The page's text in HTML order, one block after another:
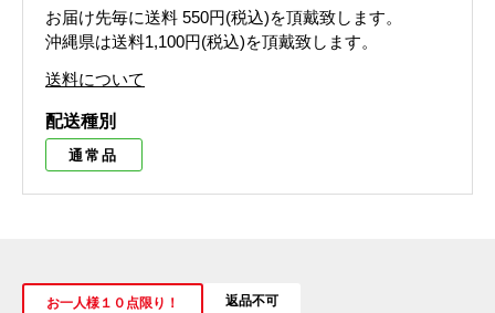
お届け先毎に送料 550円(税込)を頂戴致します。
沖縄県は送料1,100円(税込)を頂戴致します。
送料について
配送種別
通常品
お一人様１０点限り！ 返品不可